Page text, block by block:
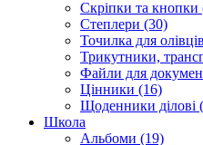
Скріпки та кнопки
Степлери (30)
Точилка для
Трикутники,
Файли для
Цінники (16)
Щоденники ділові
Школа
Альбоми (19)